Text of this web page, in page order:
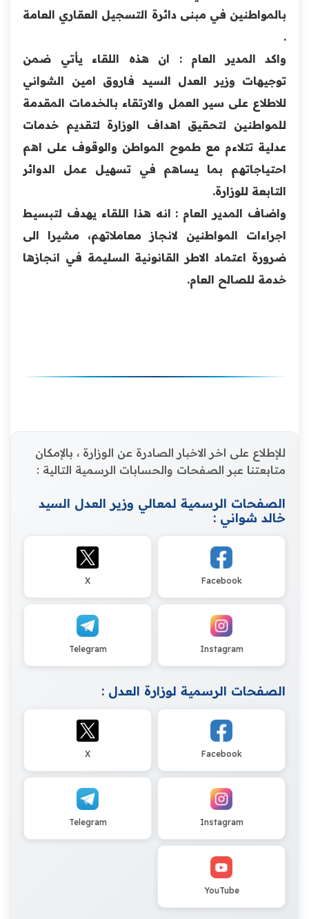
بالمواطنين في مبنى دائرة التسجيل العقاري العامة
.‏
واكد المدير العام : ان هذه اللقاء يأتي ضمن
توجيهات وزير ‏العدل السيد فاروق امين الشواني
للاطلاع على سير العمل ‏والارتقاء بالخدمات المقدمة
للمواطنين لتحقيق اهداف الوزارة ‏لتقديم خدمات
عدلية تتلاءم مع طموح المواطن والوقوف على ‏اهم
احتياجاتهم بما يساهم في تسهيل عمل الدوائر
التابعة ‏للوزارة.‏
واضاف المدير العام : انه هذا اللقاء يهدف لتبسيط
اجراءات ‏المواطنين لانجاز معاملاتهم، مشيرا الى
ضرورة اعتماد الاطر ‏القانونية السليمة في انجازها
خدمة للصالح العام‎.‎
للإطلاع على اخر الاخبار الصادرة عن الوزارة ، بالإمكان
متابعتنا عبر الصفحات والحسابات الرسمية التالية :
الصفحات الرسمية لمعالي وزير العدل السيد
خالد شواني :
Facebook
X
Instagram
Telegram
الصفحات الرسمية لوزارة العدل :
Facebook
X
Instagram
Telegram
YouTube